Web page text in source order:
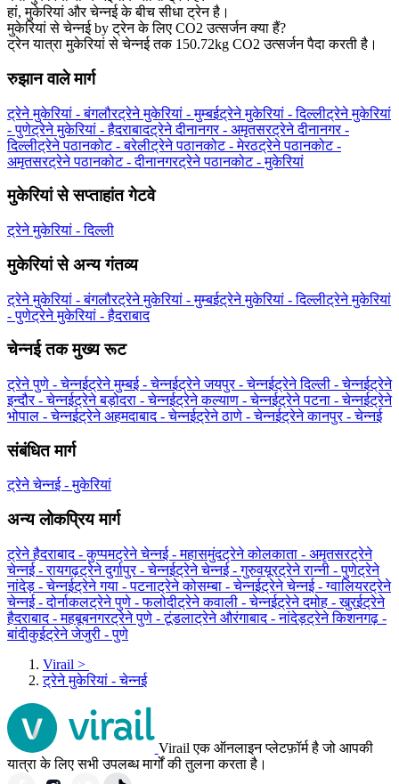
हां, मुकेरियां और चेन्नई के बीच सीधा ट्रेन है।
मुकेरियां से चेन्नई by ट्रेन के लिए CO2 उत्सर्जन क्या हैं?
ट्रेन यात्रा मुकेरियां से चेन्नई तक 150.72kg CO2 उत्सर्जन पैदा करती है।
रुझान वाले मार्ग
ट्रेने मुकेरियां - बंगलौरट्रेने मुकेरियां - मुम्बईट्रेने मुकेरियां - दिल्लीट्रेने मुकेरियां
- पुणेट्रेने मुकेरियां - हैदराबादट्रेने दीनानगर - अमृतसरट्रेने दीनानगर -
दिल्लीट्रेने पठानकोट - बरेलीट्रेने पठानकोट - मेरठट्रेने पठानकोट -
अमृतसरट्रेने पठानकोट - दीनानगरट्रेने पठानकोट - मुकेरियां
मुकेरियां से सप्ताहांत गेटवे
ट्रेने मुकेरियां - दिल्ली
मुकेरियां से अन्य गंतव्य
ट्रेने मुकेरियां - बंगलौरट्रेने मुकेरियां - मुम्बईट्रेने मुकेरियां - दिल्लीट्रेने मुकेरियां
- पुणेट्रेने मुकेरियां - हैदराबाद
चेन्नई तक मुख्य रूट
ट्रेने पुणे - चेन्नईट्रेने मुम्बई - चेन्नईट्रेने जयपुर - चेन्नईट्रेने दिल्ली - चेन्नईट्रेने
इन्दौर - चेन्नईट्रेने बड़ोदरा - चेन्नईट्रेने कल्याण - चेन्नईट्रेने पटना - चेन्नईट्रेने
भोपाल - चेन्नईट्रेने अहमदाबाद - चेन्नईट्रेने ठाणे - चेन्नईट्रेने कानपुर - चेन्नई
संबंधित मार्ग
ट्रेने चेन्नई - मुकेरियां
अन्य लोकप्रिय मार्ग
ट्रेने हैदराबाद - कुप्पमट्रेने चेन्नई - महासमुंदट्रेने कोलकाता - अमृतसरट्रेने
चेन्नई - रायगढ़ट्रेने दुर्गापुर - चेन्नईट्रेने चेन्नई - गुरुवयूरट्रेने रान्नी - पुणेट्रेने
नांदेड़ - चेन्नईट्रेने गया - पटनाट्रेने कोसम्बा - चेन्नईट्रेने चेन्नई - ग्‍वालियरट्रेने
चेन्नई - दोर्नाकलट्रेने पुणे - फलोदीट्रेने कवाली - चेन्नईट्रेने दमोह - खुरईट्रेने
हैदराबाद - महबूबनगरट्रेने पुणे - टूंडलाट्रेने औरंगाबाद - नांदेड़ट्रेने किशनगढ़ -
बांदीकुईट्रेने जेजुरी - पुणे
Virail >
ट्रेने मुकेरियां - चेन्नई
Virail एक ऑनलाइन प्लेटफ़ॉर्म है जो आपकी
यात्रा के लिए सभी उपलब्ध मार्गों की तुलना करता है।